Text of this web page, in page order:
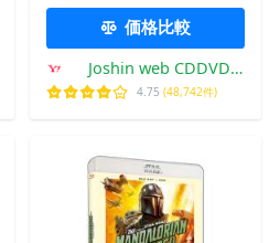
価格比較
Joshin web CDDVD
Yahoo!店
4.75 (48,742件)